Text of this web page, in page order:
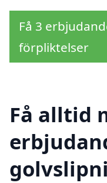
Få 3
förpliktelser
Få alltid